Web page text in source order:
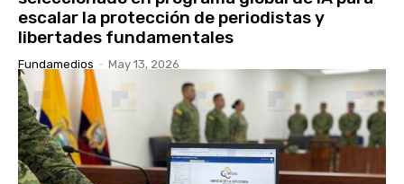
escalar la protección de periodistas y
libertades fundamentales
Fundamedios - May 13, 2026